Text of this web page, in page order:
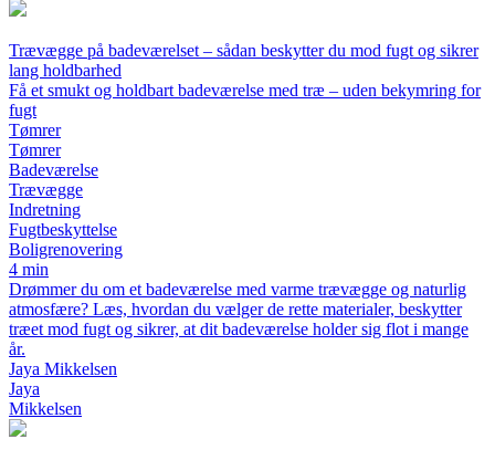
Trævægge på badeværelset – sådan beskytter du mod fugt og sikrer
lang holdbarhed
Få et smukt og holdbart badeværelse med træ – uden bekymring for
fugt
Tømrer
Tømrer
Badeværelse
Trævægge
Indretning
Fugtbeskyttelse
Boligrenovering
4 min
Drømmer du om et badeværelse med varme trævægge og naturlig
atmosfære? Læs, hvordan du vælger de rette materialer, beskytter
træet mod fugt og sikrer, at dit badeværelse holder sig flot i mange
år.
Jaya Mikkelsen
Jaya
Mikkelsen